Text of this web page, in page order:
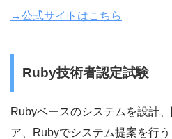
→公式サイトはこちら
Ruby技術者認定試験
Rubyベースのシステムを設計
ア、Rubyでシステム提案を行